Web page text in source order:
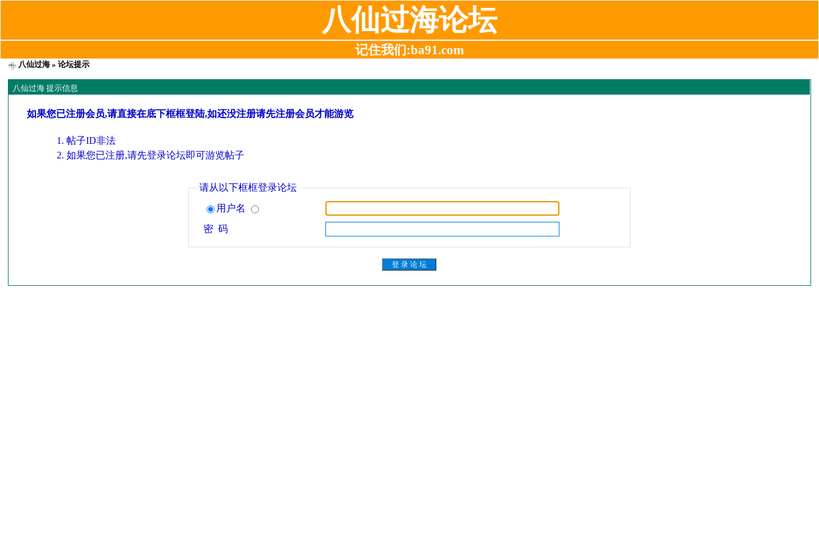
八仙过海论坛
记住我们:ba91.com
八仙过海 » 论坛提示
八仙过海 提示信息
如果您已注册会员,请直接在底下框框登陆,如还没注册请先注册会员才能游览
帖子ID非法
如果您已注册,请先登录论坛即可游览帖子
请从以下框框登录论坛
用户名
密 码